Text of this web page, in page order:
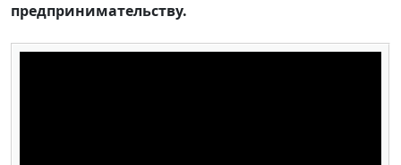
предпринимательству.